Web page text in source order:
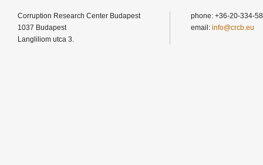
Corruption Research Center Budapest
1037 Budapest
Langliliom utca 3.
phone: +36-20-334-
email: info@crcb.eu